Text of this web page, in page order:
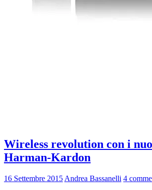
Wireless revolution con i
Harman-Kardon
16 Settembre 2015 Andrea Bassanelli 4